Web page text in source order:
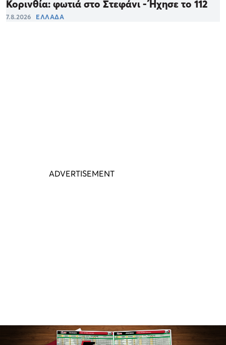
Κορινθία: φωτιά στο Στεφάνι - Ήχησε το 112
7.8.2026 ΕΛΛΑΔΑ